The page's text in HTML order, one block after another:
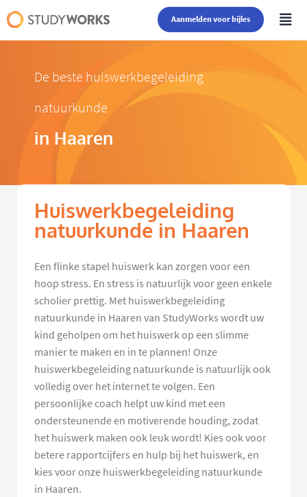
Aanmelden voor bijles
De beste huiswerkbegeleiding
natuurkunde
in Haaren
Huiswerkbegeleiding
natuurkunde in Haaren
Een flinke stapel huiswerk kan zorgen voor een
hoop stress. En stress is natuurlijk voor geen enkele
scholier prettig. Met huiswerkbegeleiding
natuurkunde in Haaren van StudyWorks wordt uw
kind geholpen om het huiswerk op een slimme
manier te maken en in te plannen! Onze
huiswerkbegeleiding natuurkunde is natuurlijk ook
volledig over het internet te volgen. Een
persoonlijke coach helpt uw kind met een
ondersteunende en motiverende houding, zodat
het huiswerk maken ook leuk wordt! Kies ook voor
betere rapportcijfers en hulp bij het huiswerk, en
kies voor onze huiswerkbegeleiding natuurkunde
in Haaren.